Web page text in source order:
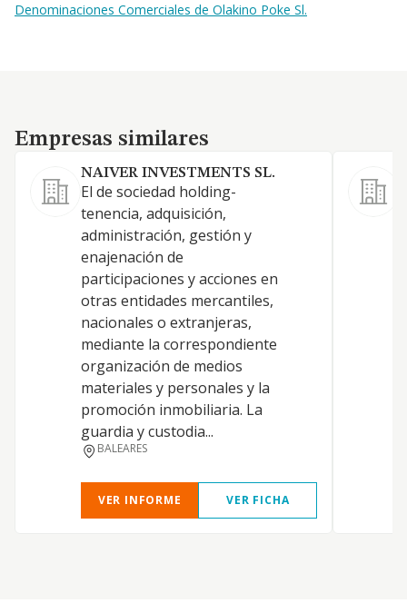
Denominaciones Comerciales de Olakino Poke Sl.
Empresas similares
Empresas similares
NAIVER INVESTMENTS SL.
El de sociedad holding-
tenencia, adquisición,
administración, gestión y
enajenación de
participaciones y acciones en
otras entidades mercantiles,
nacionales o extranjeras,
mediante la correspondiente
organización de medios
materiales y personales y la
promoción inmobiliaria. La
guardia y custodia...
BALEARES
VER INFORME VER FICHA